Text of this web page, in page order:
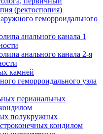
(ректоспопия)
геморроидального
анального канала 1
анального канала 2-я
камней
геморроидального узла
перианальных
полукружных
кондилом